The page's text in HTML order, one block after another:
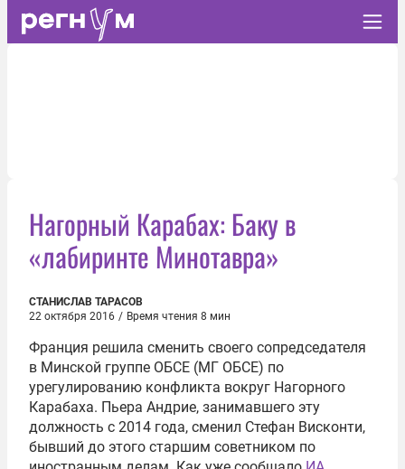
Нагорный Карабах: Баку в
«лабиринте Минотавра»
СТАНИСЛАВ ТАРАСОВ
22 октября 2016 / Время чтения 8 мин
Франция решила сменить своего сопредседателя
в Минской группе ОБСЕ (МГ ОБСЕ) по
урегулированию конфликта вокруг Нагорного
Карабаха. Пьера Андрие, занимавшего эту
должность с 2014 года, сменил Стефан Висконти,
бывший до этого старшим советником по